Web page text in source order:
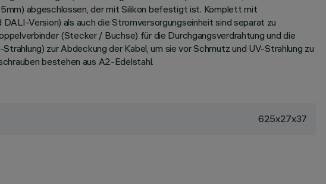
abgeschlossen, der mit Silikon befestigt ist. Komplett mit
Version) als auch die Stromversorgungseinheit sind separat zu
(Stecker / Buchse) für die Durchgangsverdrahtung und die
zur Abdeckung der Kabel, um sie vor Schmutz und UV-Strahlung zu
bestehen aus A2-Edelstahl.
625x27x37